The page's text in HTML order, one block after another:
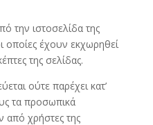
την ιστοσελίδα της
οποίες έχουν εκχωρηθεί
της σελίδας.
ούτε παρέχει κατ’
τα προσωπικά
χρήστες της